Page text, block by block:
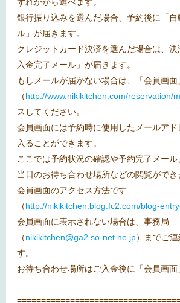
ずれかから選べます。
銀行振り込みを選んだ場合、予約後に「
ル」が届きます。
クレジットカード決済を選んだ場合は、
入金完了メール」が届きます。
もしメールが届かない場合は、「会員画面
（http://www.nikikitchen.com/reservation/
スしてください。
会員画面には予約時に使用したメールア
入ることができます。
ここでは予約状況の確認や予約完了メー
当日のお待ち合わせ場所などの閲覧ができ
会員画面のアクセス方法です
（http://nikikitchen.blog.fc2.com/blog-
会員画面に表示されない場合は、事務局
（nikikitchen@ga2.so-net.ne.jp）までご
す。
お待ち合わせ場所はご入金後に「会員画面